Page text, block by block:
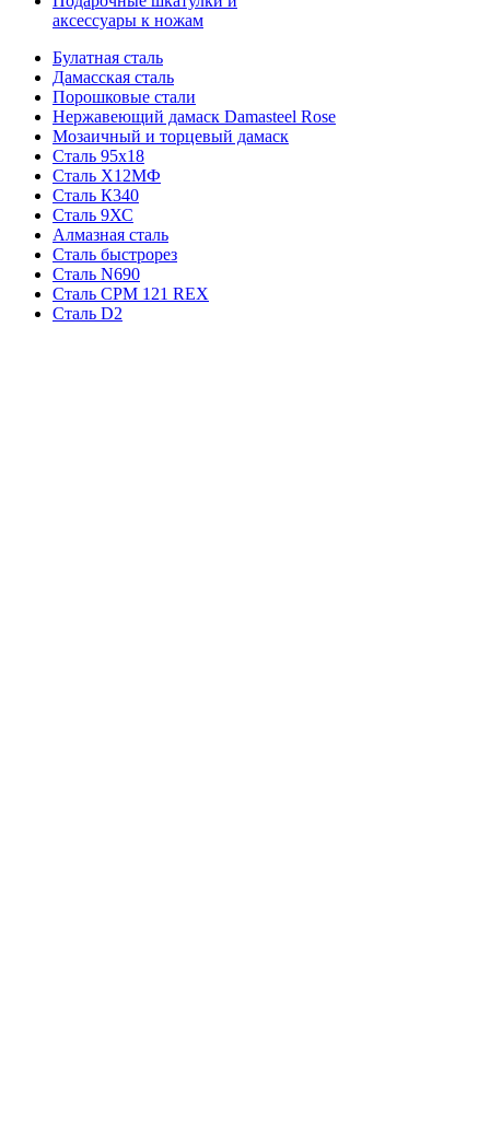
аксессуары к ножам
Булатная сталь
Дамасская сталь
Порошковые стали
Нержавеющий дамаск Damasteel Rose
Мозаичный и торцевый дамаск
Сталь 95х18
Сталь Х12МФ
Сталь К340
Сталь 9ХС
Алмазная сталь
Сталь быстрорез
Сталь N690
Сталь CPM 121 REX
Сталь D2